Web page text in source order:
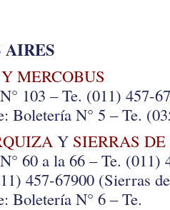
AIRES
MERCOBUS
103 – Te. (011) 457-
Boletería N° 5 – Te.
Y SIERRAS
60 a la 66 – Te. (011)
457-67900 (Sierras
Boletería N° 6 – Te.